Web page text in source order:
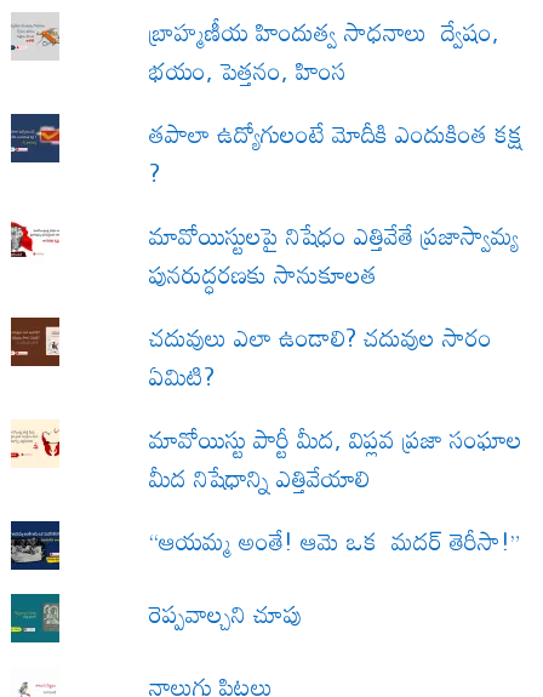
బ్రాహ్మణీయ హిందుత్వ సాధనాలు ద్వేషం,
భయం, పెత్తనం, హింస
త‌పాలా ఉద్యోగులంటే మోదీకి ఎందుకింత కక్ష
?
మావోయిస్టులపై నిషేధం ఎత్తివేతే ప్రజాస్వామ్య
పునరుద్ధరణకు సానుకూలత
చదువులు ఎలా ఉండాలి? చదువుల సారం
ఏమిటి?
మావోయిస్టు పార్టీ మీద, విప్లవ ప్రజా సంఘాల
మీద నిషేధాన్ని ఎత్తివేయాలి
“ఆయమ్మ అంతే! ఆమె ఒక మదర్ తెరీసా!”
రెప్పవాల్చని చూపు
నాలుగు పిట్టలు